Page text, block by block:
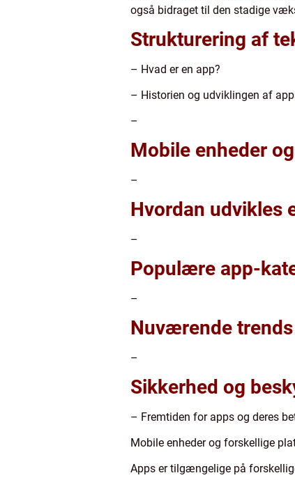
også bidraget til den stadige
Strukturering af
– Hvad er en app?
– Historien og udviklingen af
–
Mobile enheder
–
Hvordan udvikles
–
Populære app-
–
Nuværende
–
Sikkerhed og
– Fremtiden for apps og deres
Mobile enheder og forskellige
Apps er tilgængelige på